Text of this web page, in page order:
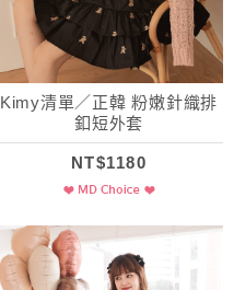
Kimy清單／正韓 粉嫩針織排
釦短外套
NT$1180